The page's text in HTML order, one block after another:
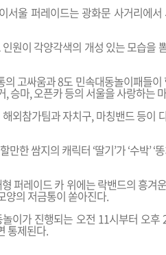
서울 퍼레이드는 광화문 사거리에
원이 각양각색의 개성 있는 모습을
고싸움과 8도 민속대동놀이패들
, 승마, 오픈카 등의 서울을 사랑하는
외참가팀과 자치구, 마칭밴드 등이
한 쌈지의 캐릭터 ‘딸기’가 ‘수박’ ‘
퍼레이드 카 위에는 락밴드의 흥겨
양의 저금통이 쏟아진다.
이가 진행되는 오전 11시부터 오후
통제된다.